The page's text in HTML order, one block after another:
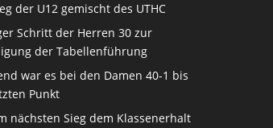
der U12 gemischt des UTHC
Schritt der Herren 30 zur
der Tabellenführung
war es bei den Damen 40-1 bis
Punkt
nächsten Sieg dem Klassenerhalt